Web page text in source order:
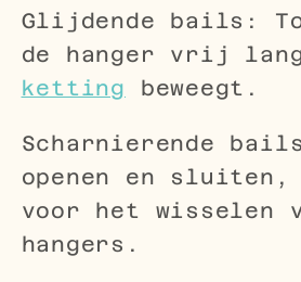
Glijdende bails:
de hanger vrij
ketting beweegt.
Scharnierende
openen en sluiten,
voor het wisselen
hangers.